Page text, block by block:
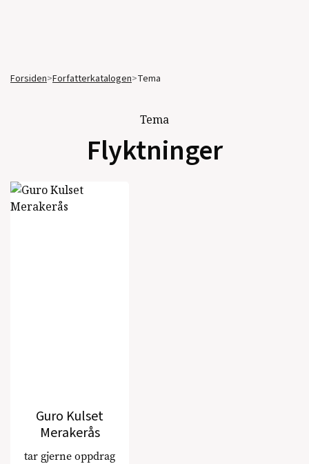
Forsiden>Forfatterkatalogen>Tema
Tema
Flyktninger
Guro Kulset
Merakerås
tar gjerne oppdrag